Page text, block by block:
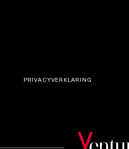
PRIVACYVERKLARING